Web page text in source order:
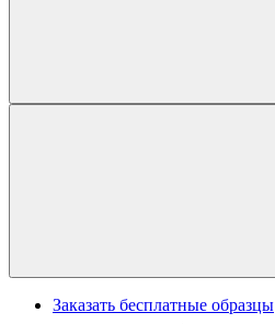
Заказать бесплатные образцы